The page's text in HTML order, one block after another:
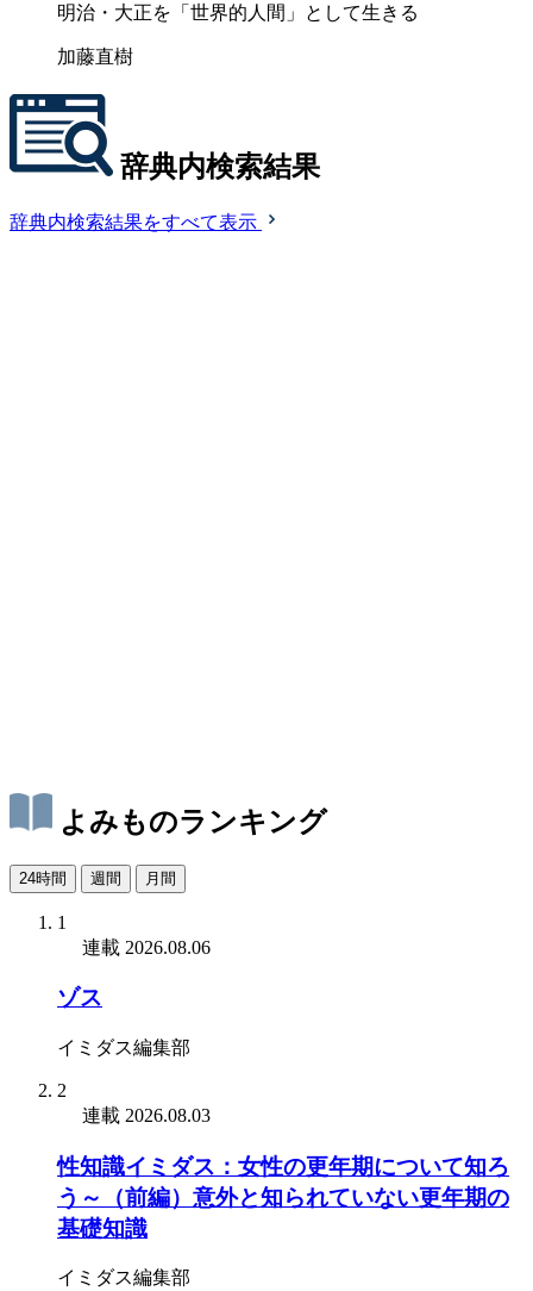
明治・大正を「世界的人間」として生きる
加藤直樹
辞典内検索結果
辞典内検索結果をすべて表示
よみものランキング
24時間 週間 月間
1
連載 2026.08.06
ゾス
イミダス編集部
2
連載 2026.08.03
性知識イミダス：女性の更年期について知ろ
う～（前編）意外と知られていない更年期の
基礎知識
イミダス編集部